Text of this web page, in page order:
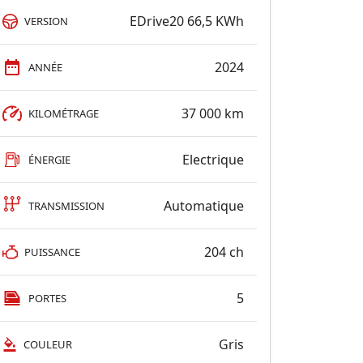
VERSION EDrive20 66,5 KWh
ANNÉE 2024
KILOMÉTRAGE 37 000 km
ÉNERGIE Electrique
TRANSMISSION Automatique
PUISSANCE 204 ch
PORTES 5
COULEUR Gris